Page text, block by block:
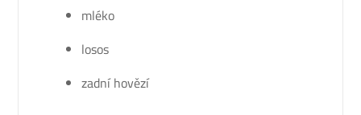
mléko
losos
zadní hovězí